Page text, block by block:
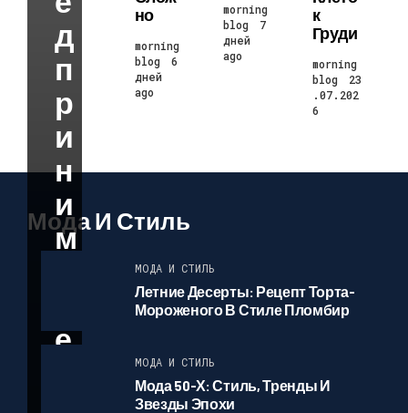
Но
morning
blog
6
дней
ago
morning
blog
7
дней
ago
К
Груди
morning
blog
23
.07.202
6
Мода И Стиль
Д
П
Р
И
Н
И
М
Е
МОДА И СТИЛЬ
Летние Десерты: Рецепт Торта-
Мороженого В Стиле Пломбир
МОДА И СТИЛЬ
Мода 50-Х: Стиль, Тренды И
Звезды Эпохи